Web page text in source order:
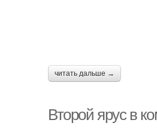
читать дальше →
Второй ярус в